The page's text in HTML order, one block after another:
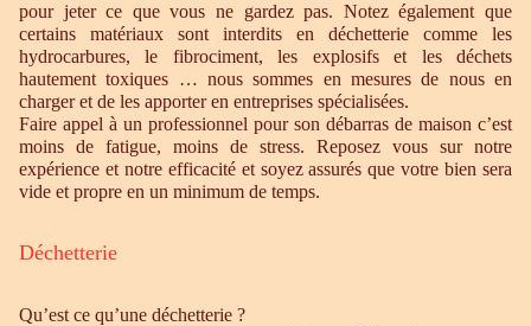
pour jeter ce que vous ne gardez pas. Notez également que
certains matériaux sont interdits en déchetterie comme les
hydrocarbures, le fibrociment, les explosifs et les déchets
hautement toxiques … nous sommes en mesures de nous en
charger et de les apporter en entreprises spécialisées.
Faire appel à un professionnel pour son débarras de maison c’est
moins de fatigue, moins de stress. Reposez vous sur notre
expérience et notre efficacité et soyez assurés que votre bien sera
vide et propre en un minimum de temps.
Déchetterie
Qu’est ce qu’une déchetterie ?